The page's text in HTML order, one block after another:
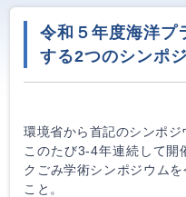
令和５年度海洋プ
する2つのシンポ
環境省から首記のシンポジ
このたび3-4年連続して開
クごみ学術シンポジウム
こと。